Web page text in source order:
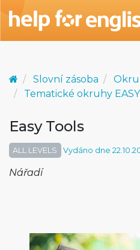
Slovní zásoba
Tematické okruhy EASY
Easy Tools
ALL LEVELS Vydáno dne
Nářadí